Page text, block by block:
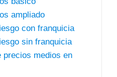
ampliado
con franquicia
sin franquicia
precios medios en